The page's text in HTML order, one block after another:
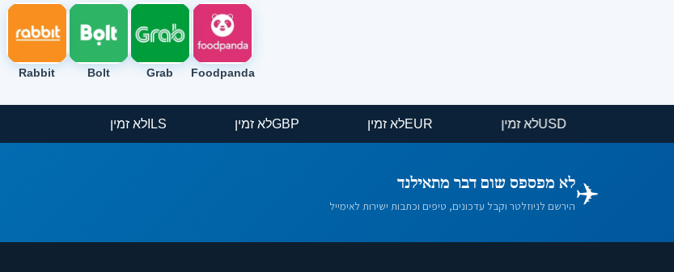
Foodpanda
Grab
Bolt
Rabbit
USD
EUR
GBP
ILS
✈️לא מפספס שום דבר מתאילנד
הירשם לניוזלטר וקבל עדכונים, טיפים וכתבות ישירות לאימייל